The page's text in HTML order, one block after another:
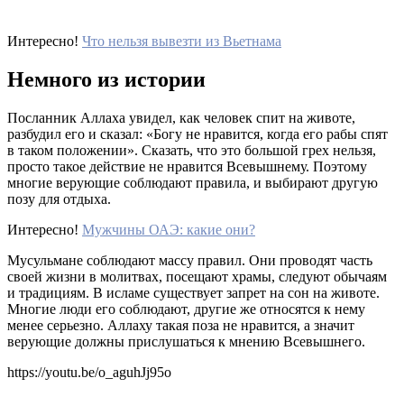
Интересно! Что нельзя вывезти из Вьетнама
Немного из истории
Посланник Аллаха увидел, как человек спит на животе,
разбудил его и сказал: «Богу не нравится, когда его рабы спят
в таком положении». Сказать, что это большой грех нельзя,
просто такое действие не нравится Всевышнему. Поэтому
многие верующие соблюдают правила, и выбирают другую
позу для отдыха.
Интересно! Мужчины ОАЭ: какие они?
Мусульмане соблюдают массу правил. Они проводят часть
своей жизни в молитвах, посещают храмы, следуют обычаям
и традициям. В исламе существует запрет на сон на животе.
Многие люди его соблюдают, другие же относятся к нему
менее серьезно. Аллаху такая поза не нравится, а значит
верующие должны прислушаться к мнению Всевышнего.
https://youtu.be/o_aguhJj95o